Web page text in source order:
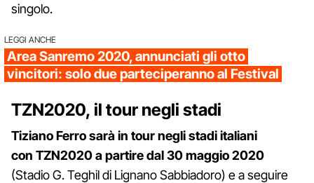
singolo.
LEGGI ANCHE
Area Sanremo 2020, annunciati gli otto
vincitori: solo due parteciperanno al Festival
TZN2020, il tour negli stadi
Tiziano Ferro sarà in tour negli stadi italiani
con TZN2020 a partire dal 30 maggio 2020
(Stadio G. Teghil di Lignano Sabbiadoro) e a seguire